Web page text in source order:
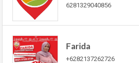
6281329040856
Farida
+6282137262726